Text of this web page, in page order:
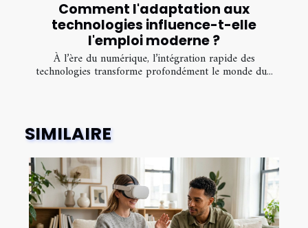
Comment l'adaptation aux
technologies influence-t-elle
l'emploi moderne ?
À l’ère du numérique, l’intégration rapide des
technologies transforme profondément le monde du...
SIMILAIRE